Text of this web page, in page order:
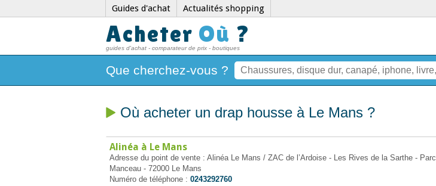
Guides d'achat Actualités shopping
Acheter Où ?
guides d'achat - comparateur de prix - boutiques
Que cherchez-vous ?
Où acheter un drap housse à Le Mans ?
Alinéa à Le Mans
Adresse du point de vente : Alinéa Le Mans / ZAC de l’Ardoise - Les Rives de la Sarthe - Parc
Manceau - 72000 Le Mans
Numéro de téléphone : 0243292760